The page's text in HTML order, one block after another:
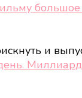
большое
и